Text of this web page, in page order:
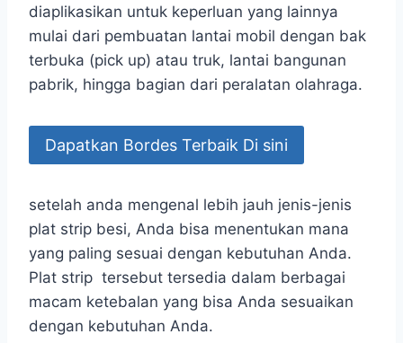
diaplikasikan untuk keperluan yang lainnya
mulai dari pembuatan lantai mobil dengan bak
terbuka (pick up) atau truk, lantai bangunan
pabrik, hingga bagian dari peralatan olahraga.
Dapatkan Bordes Terbaik Di sini
setelah anda mengenal lebih jauh jenis-jenis
plat strip besi, Anda bisa menentukan mana
yang paling sesuai dengan kebutuhan Anda.
Plat strip tersebut tersedia dalam berbagai
macam ketebalan yang bisa Anda sesuaikan
dengan kebutuhan Anda.